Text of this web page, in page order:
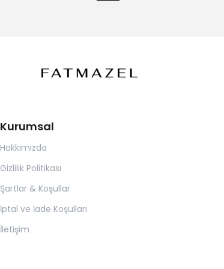
Kurumsal
Hakkımızda
Gizlilik Politikası
Şartlar & Koşullar
İptal ve İade Koşulları
İletişim